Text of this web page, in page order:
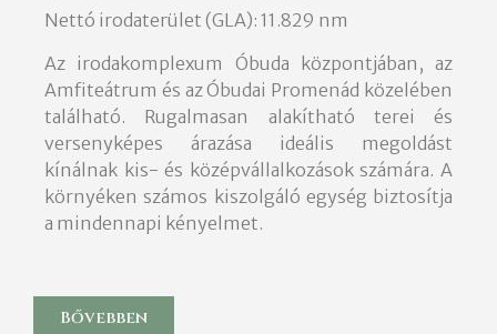
Nettó irodaterület (GLA): 11.829 nm
Az irodakomplexum Óbuda központjában, az
Amfiteátrum és az Óbudai Promenád közelében
található. Rugalmasan alakítható terei és
versenyképes árazása ideális megoldást
kínálnak kis- és középvállalkozások számára. A
környéken számos kiszolgáló egység biztosítja
a mindennapi kényelmet.
Bővebben